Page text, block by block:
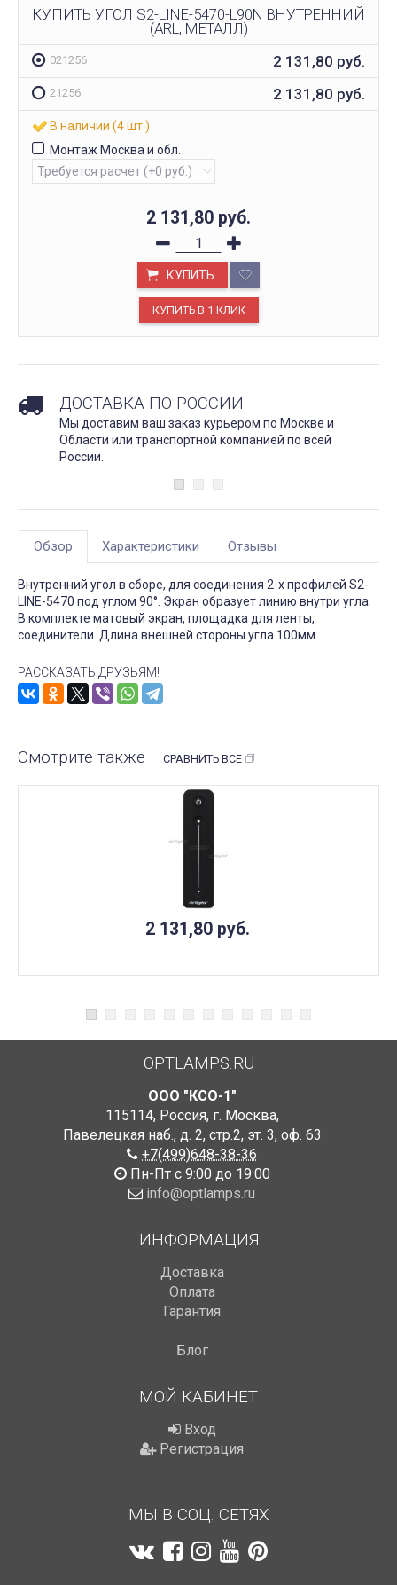
КУПИТЬ УГОЛ S2-LINE-5470-L90N ВНУТРЕННИЙ
(ARL, МЕТАЛЛ)
021256 2 131,80 руб.
21256 2 131,80 руб.
В наличии (4 шт.)
Монтаж Москва и обл.
2 131,80 руб.
КУПИТЬ
ДОСТАВКА ПО РОССИИ
Мы доставим ваш заказ курьером по Москве и
Области или транспортной компанией по всей
России.
Обзор Характеристики Отзывы
Внутренний угол в сборе, для соединения 2-х профилей S2-
LINE-5470 под углом 90°. Экран образует линию внутри угла.
В комплекте матовый экран, площадка для ленты,
соединители. Длина внешней стороны угла 100мм.
РАССКАЗАТЬ ДРУЗЬЯМ!
Смотрите также СРАВНИТЬ ВСЕ
2 131,80 руб.
OPTLAMPS.RU
ООО "КСО-1"
115114, Россия, г. Москва,
Павелецкая наб., д. 2, стр.2, эт. 3, оф. 63
+7(499)648-38-36
Пн-Пт с 9:00 до 19:00
info@optlamps.ru
ИНФОРМАЦИЯ
Доставка
Оплата
Гарантия
Блог
МОЙ КАБИНЕТ
Вход
Регистрация
МЫ В СОЦ. СЕТЯХ